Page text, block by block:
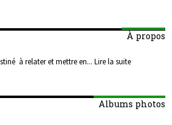
À propos
à relater et mettre en... Lire la suite
Albums photos